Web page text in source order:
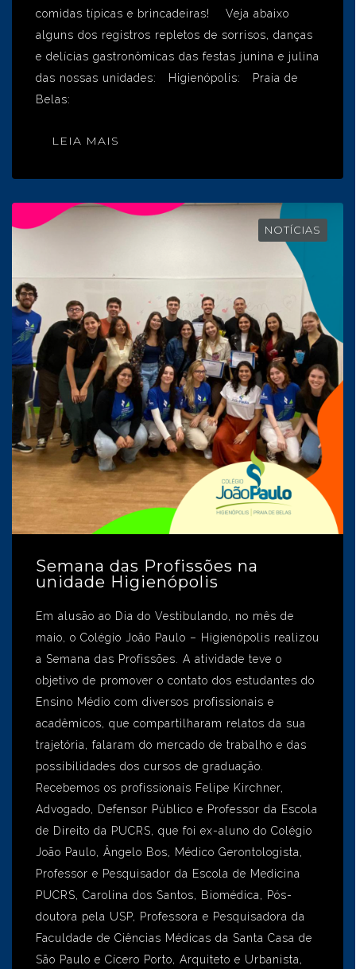
comidas típicas e brincadeiras! Veja abaixo
alguns dos registros repletos de sorrisos, danças
e delícias gastronômicas das festas junina e julina
das nossas unidades: Higienópolis: Praia de
Belas:
LEIA MAIS
NOTÍCIAS
Semana das Profissões na
unidade Higienópolis
Em alusão ao Dia do Vestibulando, no mês de
maio, o Colégio João Paulo – Higienópolis realizou
a Semana das Profissões. A atividade teve o
objetivo de promover o contato dos estudantes do
Ensino Médio com diversos profissionais e
acadêmicos, que compartilharam relatos da sua
trajetória, falaram do mercado de trabalho e das
possibilidades dos cursos de graduação.
Recebemos os profissionais Felipe Kirchner,
Advogado, Defensor Público e Professor da Escola
de Direito da PUCRS, que foi ex-aluno do Colégio
João Paulo, Ângelo Bos, Médico Gerontologista,
Professor e Pesquisador da Escola de Medicina
PUCRS, Carolina dos Santos, Biomédica, Pós-
doutora pela USP, Professora e Pesquisadora da
Faculdade de Ciências Médicas da Santa Casa de
São Paulo e Cícero Porto, Arquiteto e Urbanista,